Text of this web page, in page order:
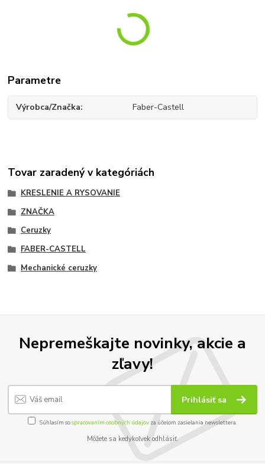
Parametre
Výrobca/Značka Faber-Castell
Tovar zaradený v kategóriách
KRESLENIE A RYSOVANIE
ZNAČKA
Ceruzky
FABER-CASTELL
Mechanické ceruzky
Nepremeškajte novinky, akcie a
zľavy!
Prihlásiť sa
Súhlasím sospracovaním osobných údajov za účelom zasielania newslettera.
Môžete sa kedykoľvek odhlásiť.